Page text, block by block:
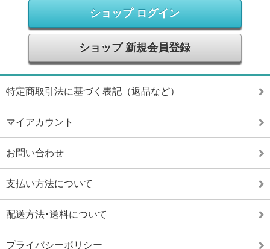
ショップ ログイン
ショップ 新規会員登録
特定商取引法に基づく表記（返品など）
マイアカウント
お問い合わせ
支払い方法について
配送方法･送料について
プライバシーポリシー